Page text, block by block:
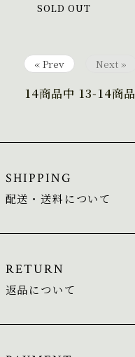
SOLD OUT
« Prev Next »
14商品中 13-14商品
SHIPPING
配送・送料について
RETURN
返品について